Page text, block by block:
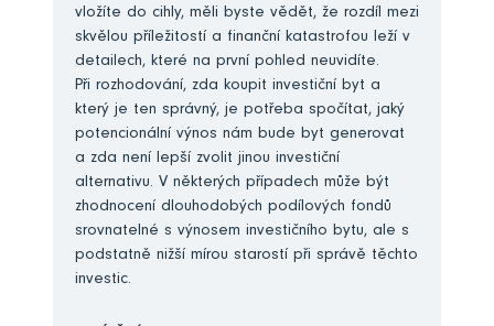
vložíte do cihly, měli byste vědět, že rozdíl mezi
skvělou příležitostí a finanční katastrofou leží v
detailech, které na první pohled neuvidíte.
Při rozhodování, zda koupit investiční byt a
který je ten správný, je potřeba spočítat, jaký
potencionální výnos nám bude byt generovat
a zda není lepší zvolit jinou investiční
alternativu. V některých případech může být
zhodnocení dlouhodobých podílových fondů
srovnatelné s výnosem investičního bytu, ale s
podstatně nižší mírou starostí při správě těchto
investic.